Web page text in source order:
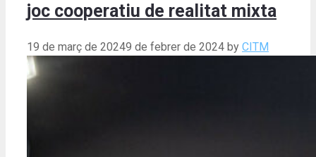
joc cooperatiu de realitat mixta
19 de març de 20249 de febrer de 2024 by CITM